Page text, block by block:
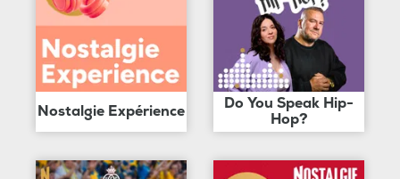
Nostalgie Expérience
Do You Speak Hip-
Hop?